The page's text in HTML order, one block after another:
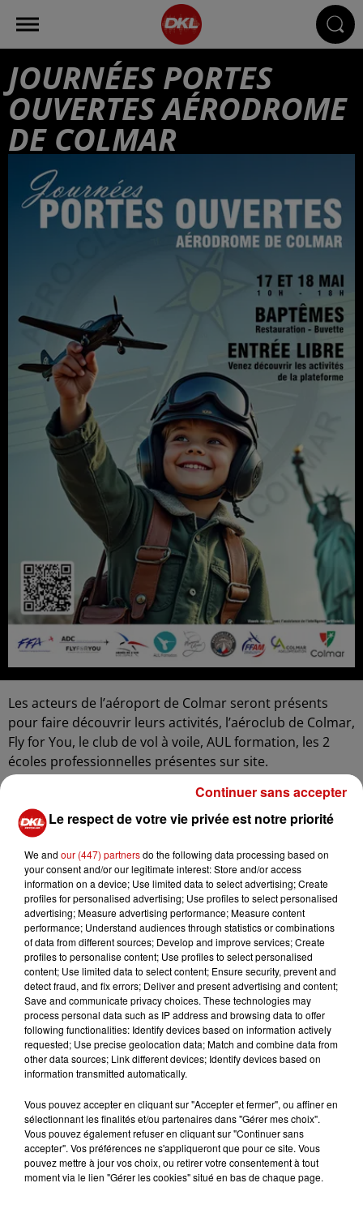
JOURNÉES PORTES
OUVERTES AÉRODROME
DE COLMAR
Les acteurs de l’aéroport de Colmar seront présents
pour faire découvrir leurs activités, l’aéroclub de Colmar,
Fly for You, le club de vol à voile, AUL formation, les 2
écoles professionnelles présentes sur site.
L’aéroclub de Colmar, Fly for You et AUL proposerons
des baptêmes de l’air pour ceux tentés par l’avion,
hélicoptère ou l’ulm selon les envies de chacun.
Nous aurons cette année le plaisir d’avoir la présence de
l’Armée de l’Air et de l’Espace avec 2 appareils, l’ALAT
avec un hélicoptère et la Gendarmerie aussi présente
avec son hélicoptère .
Les organisateurs ont réussi à réunir un plateau
statique d’avions de tous genres et époques venant de
différents aérodromes voisins
Vous pourrez venir approcher des machines telles que
le Dassault Flamant MD312, un T6, un PT17, J3 , VariEZ et
autres aéronefs et rencontrer les équipages, pilotes en
formation, passionnés par l’aviation de tous âges.
Ajouter à votre calendrier
Le respect de votre vie privée est notre priorité
We and our (447) partnersdo the following data processing based on
your consent and/or our legitimate interest: Store and/or access
information on a device; Use limited data to select advertising; Create
profiles for personalised advertising; Use profiles to select personalised
advertising; Measure advertising performance; Measure content
performance; Understand audiences through statistics or combinations
of data from different sources; Develop and improve services; Create
profiles to personalise content; Use profiles to select personalised
content; Use limited data to select content; Ensure security, prevent and
detect fraud, and fix errors; Deliver and present advertising and content;
Save and communicate privacy choices. These technologies may
process personal data such as IP address and browsing data to offer
following functionalities: Identify devices based on information actively
requested; Use precise geolocation data; Match and combine data from
other data sources; Link different devices; Identify devices based on
information transmitted automatically.
Vous pouvez accepter en cliquant sur "Accepter et fermer", ou affiner en
sélectionnant les finalités et/ou partenaires dans "Gérer mes choix".
Vous pouvez également refuser en cliquant sur "Continuer sans
accepter". Vos préférences ne s'appliqueront que pour ce site. Vous
pouvez mettre à jour vos choix, ou retirer votre consentement à tout
moment via le lien "Gérer les cookies" situé en bas de chaque page.
Continuer sans accepter